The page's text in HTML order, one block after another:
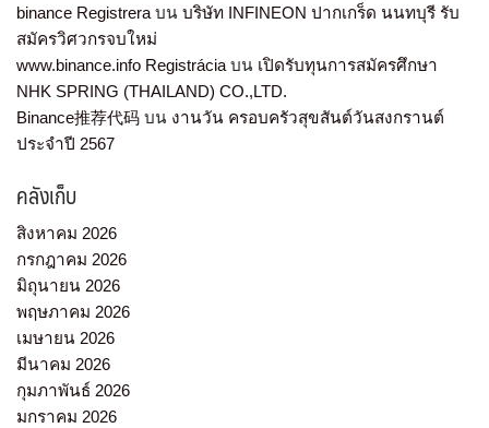
binance Registrera บน บริษัท INFINEON ปากเกร็ด นนทบุรี รับ
สมัครวิศวกรจบใหม่
www.binance.info Registrácia บน เปิดรับทุนการสมัครศึกษา
NHK SPRING (THAILAND) CO.,LTD.
Binance推荐代码 บน งานวัน ครอบครัวสุขสันต์วันสงกรานต์
ประจำปี 2567
คลังเก็บ
สิงหาคม 2026
กรกฎาคม 2026
มิถุนายน 2026
พฤษภาคม 2026
เมษายน 2026
มีนาคม 2026
กุมภาพันธ์ 2026
มกราคม 2026